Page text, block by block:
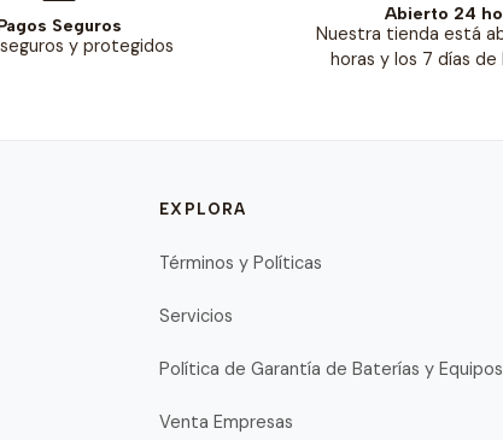
Seguros
y protegidos
Abierto 24
Nuestra tienda está
horas y los 7 días de
EXPLORA
Términos y Políticas
Servicios
Política de Garantía de Baterías y Equipos
Venta Empresas